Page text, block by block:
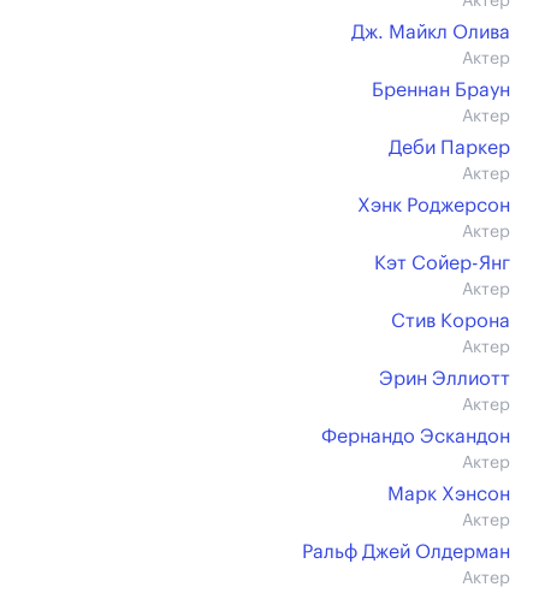
Дж. Майкл Олива
Актер
Бреннан Браун
Актер
Деби Паркер
Актер
Хэнк Роджерсон
Актер
Кэт Сойер-Янг
Актер
Стив Корона
Актер
Эрин Эллиотт
Актер
Фернандо Эскандон
Актер
Марк Хэнсон
Актер
Ральф Джей Олдерман
Актер